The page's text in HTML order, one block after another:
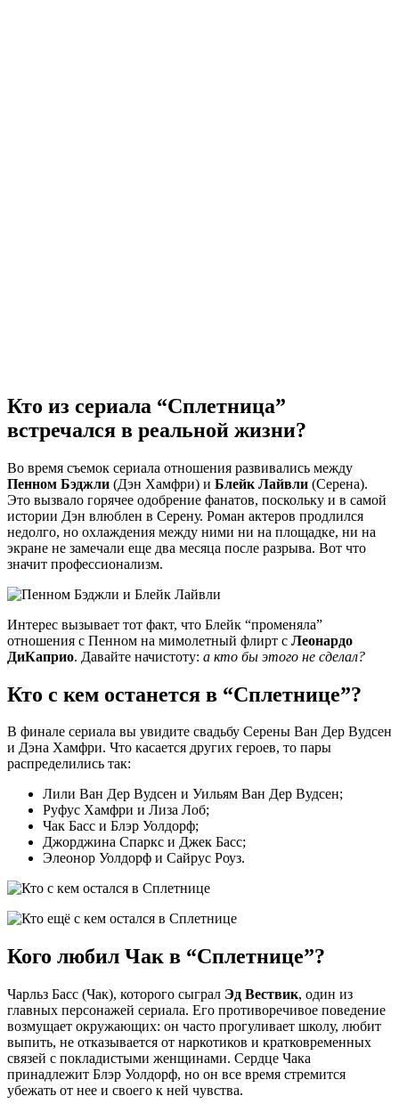
Кто из сериала “Сплетница”
встречался в реальной жизни?
Во время съемок сериала отношения развивались между
Пенном Бэджли (Дэн Хамфри) и Блейк Лайвли (Серена).
Это вызвало горячее одобрение фанатов, поскольку и в самой
истории Дэн влюблен в Серену. Роман актеров продлился
недолго, но охлаждения между ними ни на площадке, ни на
экране не замечали еще два месяца после разрыва. Вот что
значит профессионализм.
Интерес вызывает тот факт, что Блейк “променяла”
отношения с Пенном на мимолетный флирт с Леонардо
ДиКаприо. Давайте начистоту: а кто бы этого не сделал?
Кто с кем останется в “Сплетнице”?
В финале сериала вы увидите свадьбу Серены Ван Дер Вудсен
и Дэна Хамфри. Что касается других героев, то пары
распределились так:
Лили Ван Дер Вудсен и Уильям Ван Дер Вудсен;
Руфус Хамфри и Лиза Лоб;
Чак Басс и Блэр Уолдорф;
Джорджина Спаркс и Джек Басс;
Элеонор Уолдорф и Сайрус Роуз.
Кого любил Чак в “Сплетнице”?
Чарльз Басс (Чак), которого сыграл Эд Вествик, один из
главных персонажей сериала. Его противоречивое поведение
возмущает окружающих: он часто прогуливает школу, любит
выпить, не отказывается от наркотиков и кратковременных
связей с покладистыми женщинами. Сердце Чака
принадлежит Блэр Уолдорф, но он все время стремится
убежать от нее и своего к ней чувства.